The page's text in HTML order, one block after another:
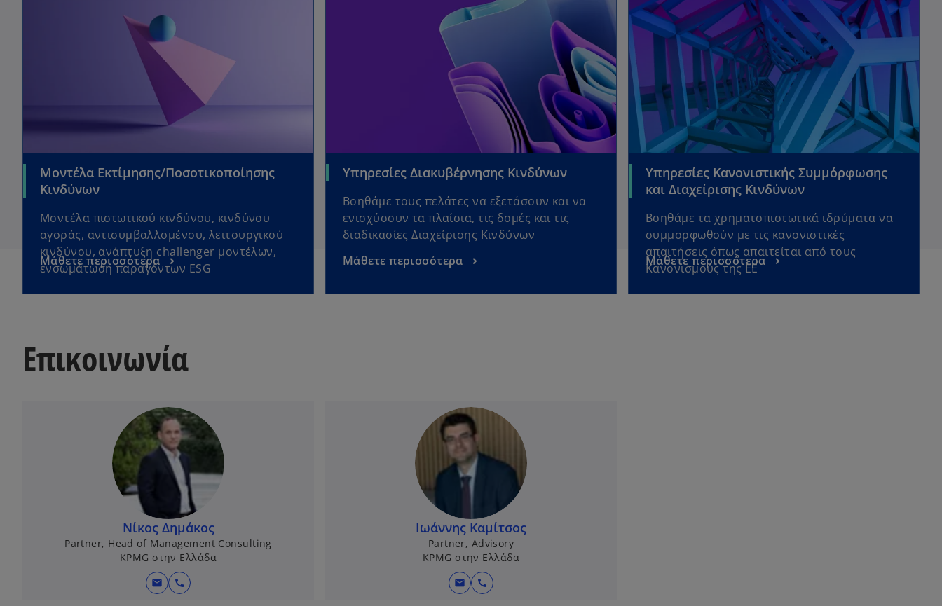
Μοντέλα Εκτίμησης/Ποσοτικοποίησης
Κινδύνων
Μοντέλα πιστωτικού κινδύνου, κινδύνου
αγοράς, αντισυμβαλλομένου, λειτουργικού
κινδύνου, ανάπτυξη challenger μοντέλων,
ενσωμάτωση παραγόντων ESG
Μάθετε περισσότερα
Υπηρεσίες Διακυβέρνησης Κινδύνων
Βοηθάμε τους πελάτες να εξετάσουν και να
ενισχύσουν τα πλαίσια, τις δομές και τις
διαδικασίες Διαχείρισης Κινδύνων
Μάθετε περισσότερα
Υπηρεσίες Κανονιστικής Συμμόρφωσης
και Διαχείρισης Κινδύνων
Βοηθάμε τα χρηματοπιστωτικά ιδρύματα να
συμμορφωθούν με τις κανονιστικές
απαιτήσεις όπως απαιτείται από τους
Κανονισμούς της ΕΕ
Μάθετε περισσότερα
Επικοινωνία
Νίκος Δημάκος
Partner, Head of Management Consulting
KPMG στην Ελλάδα
mail call
Ιωάννης Καμίτσος
Partner, Advisory
KPMG στην Ελλάδα
mail call